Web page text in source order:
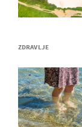
ZDRAVLJE